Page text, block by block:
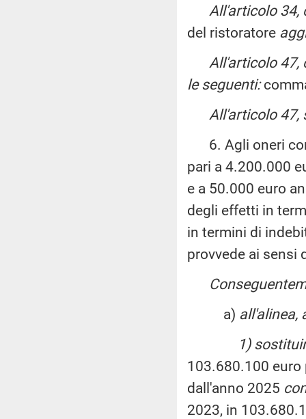
All'articolo 34,
del ristoratore
All'articolo 47,
le seguenti:
All'articolo 47,
6. Agli oneri
pari a 4.200.000
e a 50.000 euro
degli effetti in
in termini di
provvede ai sensi
a) all'alinea,
1)
103.680.100 euro
dall'anno 2025
2023, in